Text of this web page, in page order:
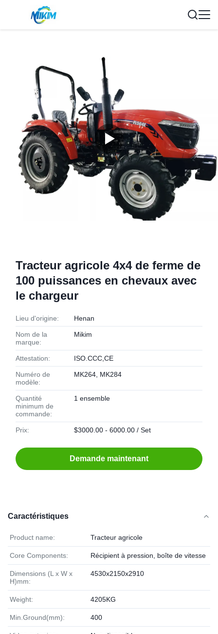
Tracteur agricole 4x4 de ferme de
100 puissances en chevaux avec
le chargeur
Lieu d'origine: Henan
Nom de la
marque:
Mikim
Attestation: ISO.CCC,CE
Numéro de
modèle:
MK264, MK284
Quantité
minimum de
commande:
1 ensemble
Prix: $3000.00 - 6000.00 / Set
Demande maintenant
Caractéristiques
Product name: Tracteur agricole
Core Components: Récipient à pression, boîte de vitesse
Dimensions (L x W x
H)mm:
4530x2150x2910
Weight: 4205KG
Min.Ground(mm): 400